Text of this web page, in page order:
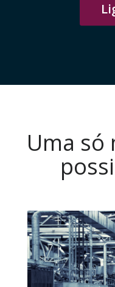
Uma só